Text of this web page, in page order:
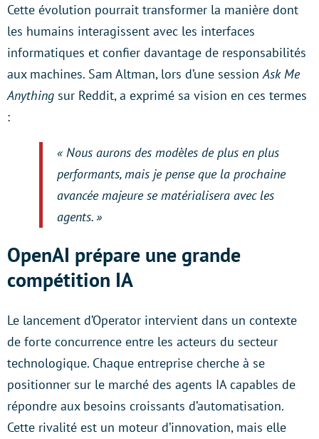
Cette évolution pourrait transformer la manière dont
les humains interagissent avec les interfaces
informatiques et confier davantage de responsabilités
aux machines. Sam Altman, lors d’une session Ask Me
Anything sur Reddit, a exprimé sa vision en ces termes
:
« Nous aurons des modèles de plus en plus
performants, mais je pense que la prochaine
avancée majeure se matérialisera avec les
agents. »
OpenAI prépare une grande
compétition IA
Le lancement d’Operator intervient dans un contexte
de forte concurrence entre les acteurs du secteur
technologique. Chaque entreprise cherche à se
positionner sur le marché des agents IA capables de
répondre aux besoins croissants d’automatisation.
Cette rivalité est un moteur d’innovation, mais elle